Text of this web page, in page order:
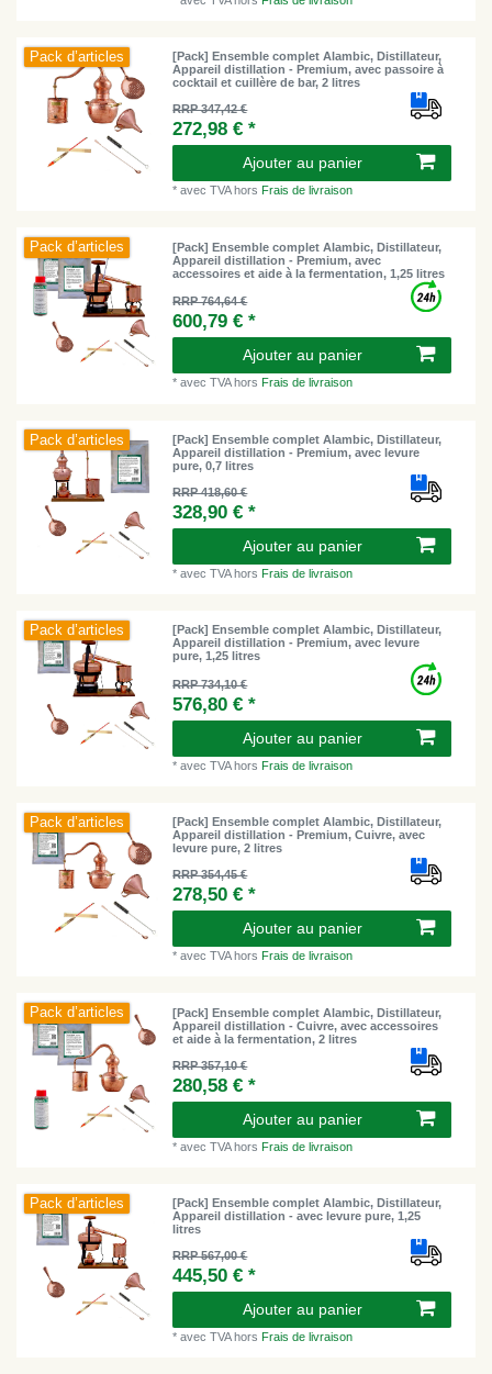
Pack d’articles
[Pack] Ensemble complet Alambic, Distillateur,
Appareil distillation - Premium, avec passoire à
cocktail et cuillère de bar, 2 litres
RRP 347,42 €
272,98 € *
Ajouter au panier
*avec TVAhors Frais de livraison
Pack d’articles
[Pack] Ensemble complet Alambic, Distillateur,
Appareil distillation - Premium, avec
accessoires et aide à la fermentation, 1,25 litres
RRP 764,64 €
600,79 € *
Ajouter au panier
*avec TVAhors Frais de livraison
Pack d’articles
[Pack] Ensemble complet Alambic, Distillateur,
Appareil distillation - Premium, avec levure
pure, 0,7 litres
RRP 418,60 €
328,90 € *
Ajouter au panier
*avec TVAhorsFrais de livraison
Pack d’articles
[Pack] Ensemble complet Alambic, Distillateur,
Appareil distillation - Premium, avec levure
pure, 1,25 litres
RRP 734,10 €
576,80 € *
Ajouter au panier
*avec TVAhorsFrais de livraison
Pack d’articles
[Pack] Ensemble complet Alambic, Distillateur,
Appareil distillation - Premium, Cuivre, avec
levure pure, 2 litres
RRP 354,45 €
278,50 € *
Ajouter au panier
*avec TVAhors Frais de livraison
Pack d’articles
[Pack] Ensemble complet Alambic, Distillateur,
Appareil distillation - Cuivre, avec accessoires
et aide à la fermentation, 2 litres
RRP 357,10 €
280,58 € *
Ajouter au panier
*avec TVAhorsFrais de livraison
Pack d’articles
[Pack] Ensemble complet Alambic, Distillateur,
Appareil distillation - avec levure pure, 1,25
litres
RRP 567,00 €
445,50 € *
Ajouter au panier
*avec TVAhorsFrais de livraison